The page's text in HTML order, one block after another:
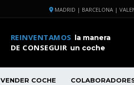
MADRID | BARCELONA |
REINVENTAMOS la manera
DE CONSEGUIR un coche
VENDER COCHE